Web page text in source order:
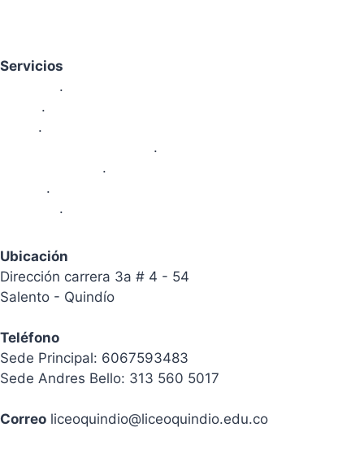
Servicios
.
.
.
.
.
.
.
Ubicación
Dirección carrera 3a # 4 - 54
Salento - Quindío
Teléfono
Sede Principal: 6067593483
Sede Andres Bello: 313 560 5017
Correo liceoquindio@liceoquindio.edu.co